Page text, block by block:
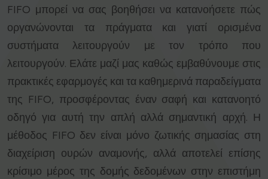
FIFO μπορεί να σας βοηθήσει να κατανοήσετε πώς
οργανώνονται τα πράγματα και γιατί ορισμένα
συστήματα λειτουργούν με τον τρόπο που
λειτουργούν. Ελάτε μαζί μας καθώς εμβαθύνουμε στις
πρακτικές εφαρμογές και τα καθημερινά παραδείγματα
της FIFO, προσφέροντας έναν σαφή και κατανοητό
οδηγό για αυτή την απλή αλλά σημαντική αρχή. Η
μέθοδος FIFO δεν είναι μόνο ζωτικής σημασίας στη
διαχείριση ουρών αναμονής, αλλά αποτελεί επίσης
κρίσιμο μέρος της δομής δεδομένων στην επιστήμη